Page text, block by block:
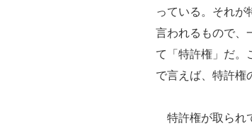
っている。それが
言われるもので、
て「特許権」だ。
で言えば、特許権
特許権が取られ